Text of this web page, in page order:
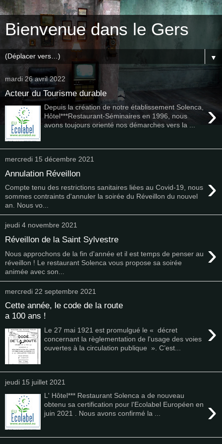
Bienvenue dans le Gers
▼
mardi 26 avril 2022
Acteur du Tourisme durable
›
Depuis la création de notre établissement Solenca,
Hôtel***Restaurant-Séminaires en 1996, nous
avons toujours orienté nos démarches vers la ...
mercredi 15 décembre 2021
Annulation Réveillon ›
Compte tenu des restrictions sanitaires liées au Covid-19, nous
sommes contraints d'annuler la soirée du Réveillon du nouvel
an. Nous vo...
jeudi 4 novembre 2021
Réveillon de la Saint Sylvestre ›
Nous approchons de la fin d'année et il est temps de penser au
réveillon ! Le restaurant Solenca vous propose sa soirée
animée avec son...
mercredi 22 septembre 2021
Cette année, le code de la route
a 100 ans !
›
Le 27 mai 1921 est promulgué le « décret
concernant la règlementation de l'usage des voies
ouvertes à la circulation publique ». C’est...
jeudi 15 juillet 2021
›
L' Hôtel*** Restaurant Solenca a de nouveau
obtenu sa certification pour l'Ecolabel Européen en
juin 2021 . Nous avons confirmé la ...